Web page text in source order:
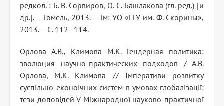
редкол. : Б. В. Сорвиров, О. С. Башлакова (гл. ред.) [и
др.]. – Гомель, 2013. – Гм: УО «ГГУ им. Ф. Скорины»,
2013. – С. 112–114.
Орлова А.В., Климова М.К. Гендерная политика:
эволюция научно-практических подходов / А.В.
Орлова, М.К. Климова // Імперативи розвитку
суспільно-еконоічних систем в умовах глобалізації:
тези доповідей V Міжнародної науково-практичної